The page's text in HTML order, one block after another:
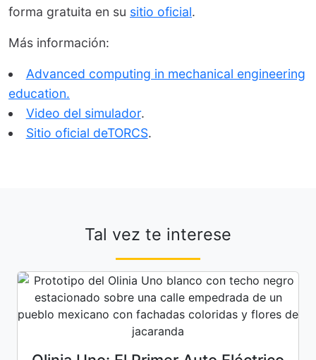
forma gratuita en su sitio oficial.
Más información:
Advanced computing in mechanical engineering
education.
Video del simulador.
Sitio oficial deTORCS.
Tal vez te interese